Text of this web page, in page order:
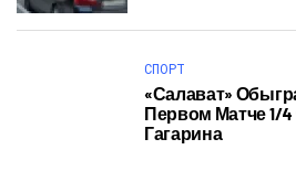
СПОРТ
«Салават»
Первом Матче 1/
Гагарина